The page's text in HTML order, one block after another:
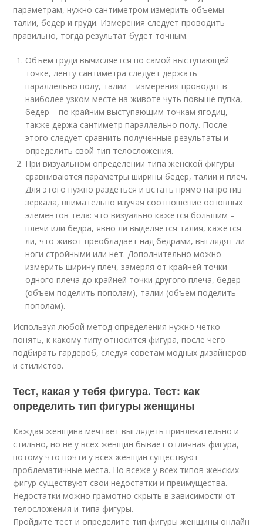
параметрам, нужно сантиметром измерить объемы
талии, бедер и груди. Измерения следует проводить
правильно, тогда результат будет точным.
Объем груди вычисляется по самой выступающей
точке, ленту сантиметра следует держать
параллельно полу, талии – измерения проводят в
наиболее узком месте на животе чуть повыше пупка,
бедер – по крайним выступающим точкам ягодиц,
также держа сантиметр параллельно полу. После
этого следует сравнить полученные результаты и
определить свой тип телосложения.
При визуальном определении типа женской фигуры
сравниваются параметры ширины бедер, талии и плеч.
Для этого нужно раздеться и встать прямо напротив
зеркала, внимательно изучая соотношение основных
элементов тела: что визуально кажется большим –
плечи или бедра, явно ли выделяется талия, кажется
ли, что живот преобладает над бедрами, выглядят ли
ноги стройными или нет. Дополнительно можно
измерить ширину плеч, замеряя от крайней точки
одного плеча до крайней точки другого плеча, бедер
(объем поделить пополам), талии (объем поделить
пополам).
Используя любой метод определения нужно четко
понять, к какому типу относится фигура, после чего
подбирать гардероб, следуя советам модных дизайнеров
и стилистов.
Тест, какая у тебя фигура. Тест: как
определить тип фигуры женщины
Каждая женщина мечтает выглядеть привлекательно и
стильно, но не у всех женщин бывает отличная фигура,
потому что почти у всех женщин существуют
проблематичные места. Но всеже у всех типов женских
фигур существуют свои недостатки и преимущества.
Недостатки можно грамотно скрыть в зависимости от
телосложения и типа фигуры.
Пройдите тест и определите тип фигуры женщины онлайн